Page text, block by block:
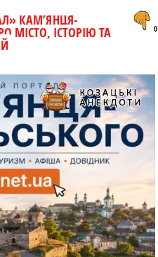
КАМ’ЯНЦЯ-
МІСТО, ІСТОРІЮ ТА 0